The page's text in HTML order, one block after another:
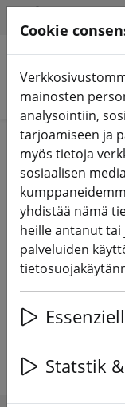
Hae tuotteita
Pyydettyä
hakeafrsky
2 Artikel
Cookie
mainosten
analysointiin,
tarjoamiseen ja
myös tietoja
sosiaalisen
yhdistää nämä
heille antanut tai
palveluiden
Essenziell
Statstik